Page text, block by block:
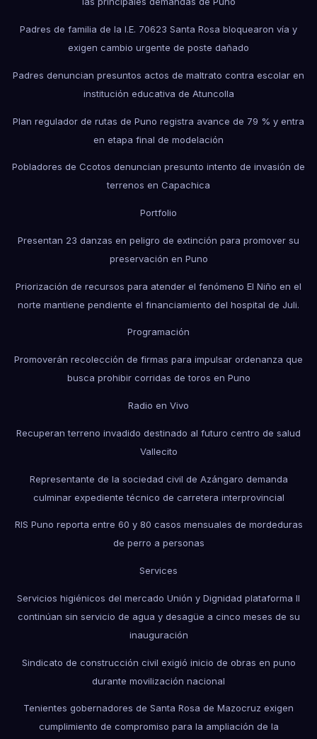
Padres de familia de la I.E. 70623 Santa Rosa bloquearon vía y
exigen cambio urgente de poste dañado
Padres denuncian presuntos actos de maltrato contra escolar en
institución educativa de Atuncolla
Plan regulador de rutas de Puno registra avance de 79 % y entra
en etapa final de modelación
Pobladores de Ccotos denuncian presunto intento de invasión de
terrenos en Capachica
Portfolio
Presentan 23 danzas en peligro de extinción para promover su
preservación en Puno
Priorización de recursos para atender el fenómeno El Niño en el
norte mantiene pendiente el financiamiento del hospital de Juli.
Programación
Promoverán recolección de firmas para impulsar ordenanza que
busca prohibir corridas de toros en Puno
Radio en Vivo
Recuperan terreno invadido destinado al futuro centro de salud
Vallecito
Representante de la sociedad civil de Azángaro demanda
culminar expediente técnico de carretera interprovincial
RIS Puno reporta entre 60 y 80 casos mensuales de mordeduras
de perro a personas
Services
Servicios higiénicos del mercado Unión y Dignidad plataforma II
continúan sin servicio de agua y desagüe a cinco meses de su
inauguración
Sindicato de construcción civil exigió inicio de obras en puno
durante movilización nacional
Tenientes gobernadores de Santa Rosa de Mazocruz exigen
cumplimiento de compromiso para la ampliación de la